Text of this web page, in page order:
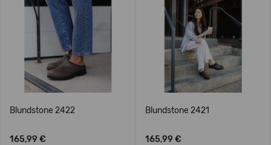
Blundstone 2422
165,99 €
Blundstone 2421
165,99 €